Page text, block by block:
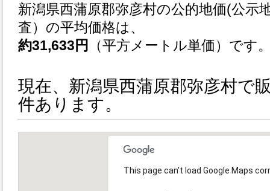
新潟県西蒲原郡弥彦村の公的地価(公示
査）の平均価格は、
約31,633円
（平方メートル単価）です
現在、新潟県西蒲原郡弥彦村で
件あります。
This page can't load Google Maps